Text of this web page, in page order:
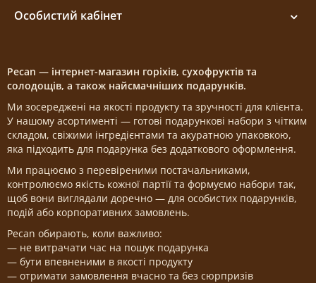
Особистий кабінет
Pecan — інтернет-магазин горіхів, сухофруктів та
солодощів, а також найсмачніших подарунків.
Ми зосереджені на якості продукту та зручності для клієнта.
У нашому асортименті — готові подарункові набори з чітким
складом, свіжими інгредієнтами та акуратною упаковкою,
яка підходить для подарунка без додаткового оформлення.
Ми працюємо з перевіреними постачальниками,
контролюємо якість кожної партії та формуємо набори так,
щоб вони виглядали доречно — для особистих подарунків,
подій або корпоративних замовлень.
Pecan обирають, коли важливо:
— не витрачати час на пошук подарунка
— бути впевненими в якості продукту
— отримати замовлення вчасно та без сюрпризів